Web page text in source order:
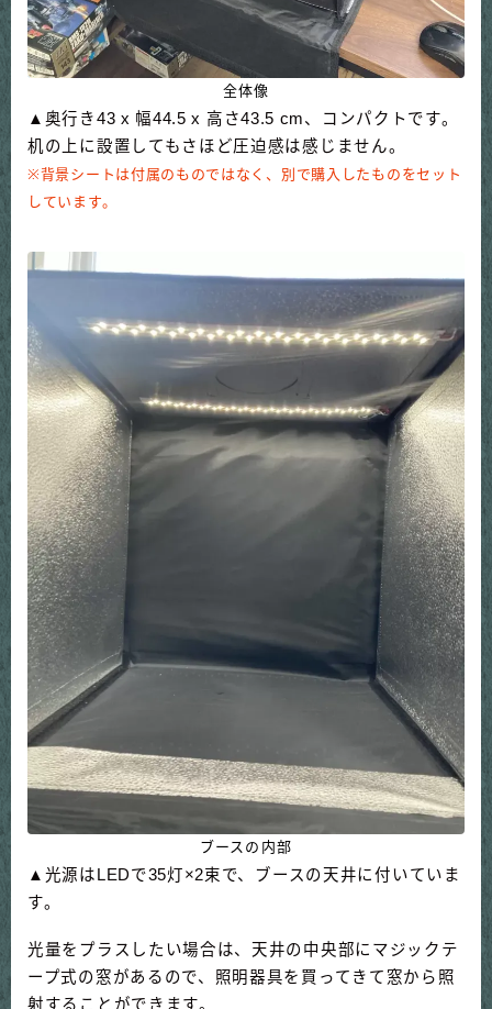
全体像
▲奥行き43 x 幅44.5 x 高さ43.5 cm、コンパクトです。
机の上に設置してもさほど圧迫感は感じません。
※背景シートは付属のものではなく、別で購入したものをセット
しています。
ブースの内部
▲光源はLEDで35灯×2束で、ブースの天井に付いていま
す。
光量をプラスしたい場合は、天井の中央部にマジックテ
ープ式の窓があるので、照明器具を買ってきて窓から照
射することができます。